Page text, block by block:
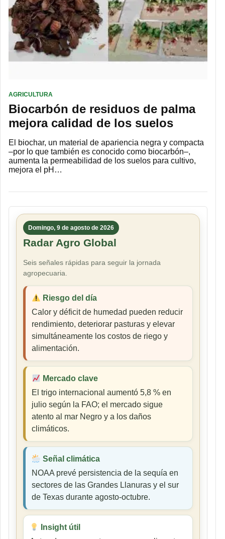
AGRICULTURA
Biocarbón de residuos de palma
mejora calidad de los suelos
El biochar, un material de apariencia negra y compacta
–por lo que también es conocido como biocarbón–,
aumenta la permeabilidad de los suelos para cultivo,
mejora el pH…
Domingo, 9 de agosto de 2026
Radar Agro Global
Seis señales rápidas para seguir la jornada
agropecuaria.
Riesgo del día
Calor y déficit de humedad pueden reducir
rendimiento, deteriorar pasturas y elevar
simultáneamente los costos de riego y
alimentación.
Mercado clave
El trigo internacional aumentó 5,8 % en
julio según la FAO; el mercado sigue
atento al mar Negro y a los daños
climáticos.
Señal climática
NOAA prevé persistencia de la sequía en
sectores de las Grandes Llanuras y el sur
de Texas durante agosto-octubre.
Insight útil